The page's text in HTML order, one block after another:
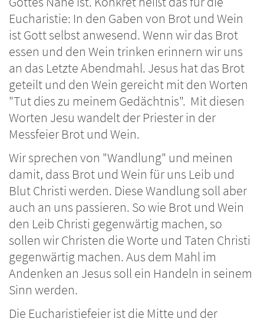
Eucharistie: In den Gaben von Brot und Wein
ist Gott selbst anwesend. Wenn wir das Brot
essen und den Wein trinken erinnern wir uns
an das Letzte Abendmahl. Jesus hat das Brot
geteilt und den Wein gereicht mit den Worten
"Tut dies zu meinem Gedächtnis". Mit diesen
Worten Jesu wandelt der Priester in der
Messfeier Brot und Wein.
Wir sprechen von "Wandlung" und meinen
damit, dass Brot und Wein für uns Leib und
Blut Christi werden. Diese Wandlung soll aber
auch an uns passieren. So wie Brot und Wein
den Leib Christi gegenwärtig machen, so
sollen wir Christen die Worte und Taten Christi
gegenwärtig machen. Aus dem Mahl im
Andenken an Jesus soll ein Handeln in seinem
Sinn werden.
Die Eucharistiefeier ist die Mitte und der